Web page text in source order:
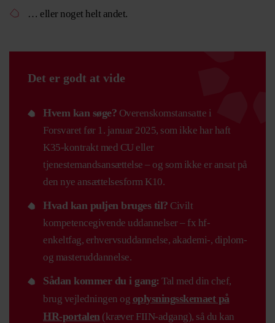
… eller noget helt andet.
Det er godt at vide
Hvem kan søge? Overenskomstansatte i
Forsvaret før 1. januar 2025, som ikke har haft
K35-kontrakt med CU eller
tjenestemandsansættelse – og som ikke er ansat på
den nye ansættelsesform K10.
Hvad kan puljen bruges til? Civilt
kompetencegivende uddannelser – fx hf-
enkeltfag, erhvervsuddannelse, akademi-, diplom-
og masteruddannelse.
Sådan kommer du i gang: Tal med din chef,
brug vejledningen og oplysningsskemaet på
HR-portalen (kræver FIIN-adgang), så du kan